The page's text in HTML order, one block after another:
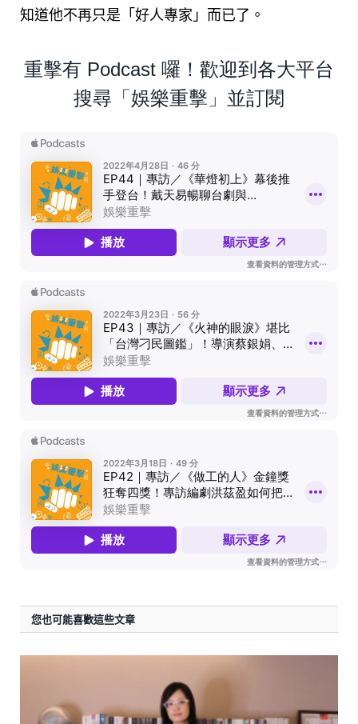
知道他不再只是「好人專家」而已了。
重擊有 Podcast 囉！歡迎到各大平台
搜尋「娛樂重擊」並訂閱
您也可能喜歡這些文章